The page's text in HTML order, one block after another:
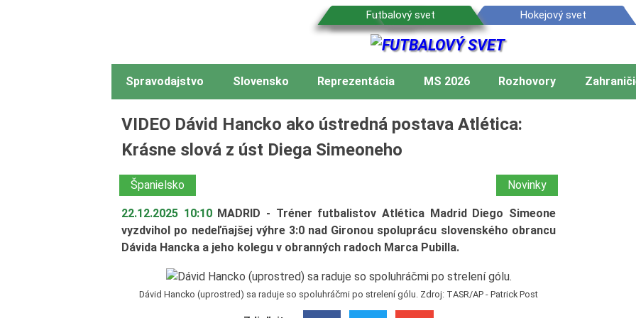
Spravodajstvo Slovensko Reprezentácia MS 2026 Rozhovory
VIDEO Dávid Hancko ako ústredná postava Atlética:
Krásne slová z úst Diega Simeoneho
Španielsko Novinky
22.12.2025 10:10 MADRID - Tréner futbalistov Atlética Madrid Diego Simeone
vyzdvihol po nedeľňajšej výhre 3:0 nad Gironou spoluprácu slovenského obrancu
Dávida Hancka a jeho kolegu v obranných radoch Marca Pubilla.
Dávid Hancko (uprostred) sa raduje so spoluhráčmi po strelení gólu. Zdroj: TASR/AP - Patrick Post